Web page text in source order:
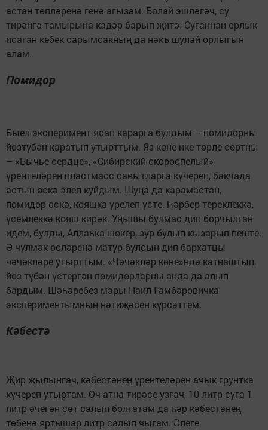
астан төпләренә генә агызам. Болай эшләгәч, су
тирәнгә тамырына кадәр барып җитә. Суганнан орлык
ясаган кебек сарымсакның да нәкъ шулай орлыгын
алам.
Помидор
Быел эксперимент ясап карарга булдым – помидорны
йөзтүбән каратып утырттым. Яз көне ике төрле сортны
– «Бычье сердце», «Сибирский скороспелый»
үрентеләрен пластмасс савытларга күчереп, бакчада
астын өскә элеп куйдым. Шуңа да карамастан,
помидор өскә, кояшка үрелеп үсте. Һәрбер тереклеккә,
үсемлеккә кояш кирәк. Уңышы булмас дип борчылган
идем, булды, Аллаһка шөкер, зур булып кызарып пеште.
Ә чүлмәк өсләренә матур булсын дип бархатцы
чәчәкләре утырттым. «Чәчәкләр көне»ндә катнаштып,
йөз түбән үстергән помидорларны анда да алып
бардым. Шәһәребез мэры Наил Гамбәровичка
экспериментымның нәтиҗәсен күрсәттем.
Кәбестә
Җир җылынгач, кәбестәнең үрентеләрен ачык грунтка
күчереп утыртам. Өч атна тирәсе узгач, 10 литр суга 1
литр әчегән сөт салып болгатам да һәр кәбестәнең
төбенә яртышар литр салып чыгам. Әлеге